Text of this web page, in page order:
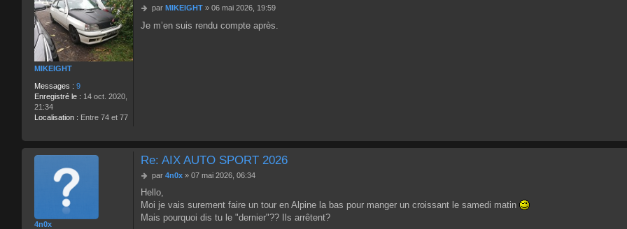
MIKEIGHT
Messages : 9
Enregistré le : 14 oct. 2020,
21:34
Localisation : Entre 74 et 77
M
s
par MIKEIGHT» 06 mai 2026, 19:59
Je m’en suis rendu compte après.
4n0x
Re: AIX AUTO SPORT 2026
M
s
s
a
par 4n0x» 07 mai 2026, 06:34
Hello,
Moi je vais surement faire un tour en Alpine la bas pour manger un croissant le samedi matin
Mais pourquoi dis tu le "dernier"?? Ils arrêtent?